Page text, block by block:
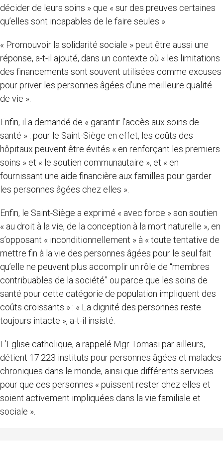
décider de leurs soins » que « sur des preuves certaines
qu’elles sont incapables de le faire seules ».
« Promouvoir la solidarité sociale » peut être aussi une
réponse, a-t-il ajouté, dans un contexte où « les limitations
des financements sont souvent utilisées comme excuses
pour priver les personnes âgées d’une meilleure qualité
de vie ».
Enfin, il a demandé de « garantir l'accès aux soins de
santé » : pour le Saint-Siège en effet, les coûts des
hôpitaux peuvent être évités « en renforçant les premiers
soins » et « le soutien communautaire », et « en
fournissant une aide financière aux familles pour garder
les personnes âgées chez elles ».
Enfin, le Saint-Siège a exprimé « avec force » son soutien
« au droit à la vie, de la conception à la mort naturelle », en
s’opposant « inconditionnellement » à « toute tentative de
mettre fin à la vie des personnes âgées pour le seul fait
qu’elle ne peuvent plus accomplir un rôle de “membres
contribuables de la société” ou parce que les soins de
santé pour cette catégorie de population impliquent des
coûts croissants » : « La dignité des personnes reste
toujours intacte », a-t-il insisté.
L’Eglise catholique, a rappelé Mgr Tomasi par ailleurs,
détient 17.223 instituts pour personnes âgées et malades
chroniques dans le monde, ainsi que différents services
pour que ces personnes « puissent rester chez elles et
soient activement impliquées dans la vie familiale et
sociale ».